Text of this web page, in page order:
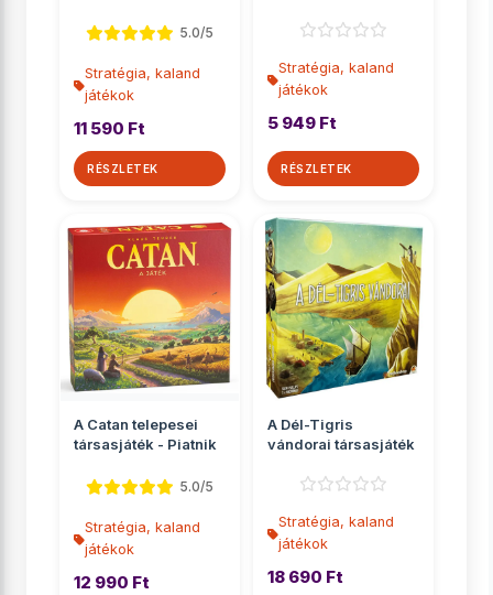
5.0/5
Stratégia, kaland
játékok
11 590 Ft
RÉSZLETEK
Stratégia, kaland
játékok
5 949 Ft
RÉSZLETEK
A Catan telepesei
társasjáték - Piatnik
5.0/5
Stratégia, kaland
játékok
12 990 Ft
A Dél-Tigris
vándorai társasjáték
Stratégia, kaland
játékok
18 690 Ft